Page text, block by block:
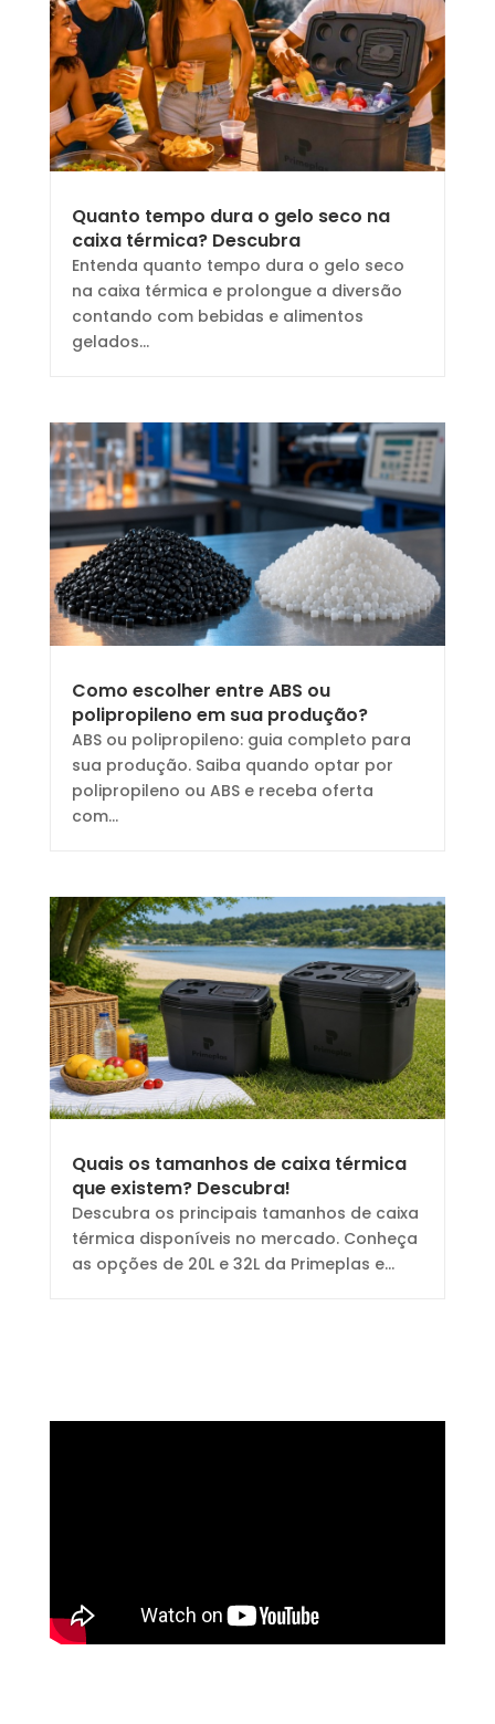
Quanto tempo dura o gelo seco na
caixa térmica? Descubra
Entenda quanto tempo dura o gelo seco
na caixa térmica e prolongue a diversão
contando com bebidas e alimentos
gelados...
Como escolher entre ABS ou
polipropileno em sua produção?
ABS ou polipropileno: guia completo para
sua produção. Saiba quando optar por
polipropileno ou ABS e receba oferta
com...
Quais os tamanhos de caixa térmica
que existem? Descubra!
Descubra os principais tamanhos de caixa
térmica disponíveis no mercado. Conheça
as opções de 20L e 32L da Primeplas e...